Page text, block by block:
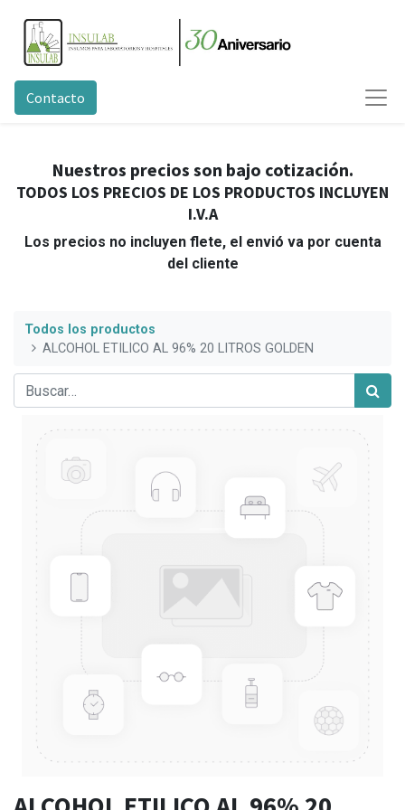
Contacto
Nuestros precios son bajo cotización.
TODOS LOS PRECIOS DE LOS PRODUCTOS INCLUYEN
I.V.A
Los precios no incluyen flete, el envió va por cuenta
del cliente
Todos los productos
ALCOHOL ETILICO AL 96% 20 LITROS GOLDEN